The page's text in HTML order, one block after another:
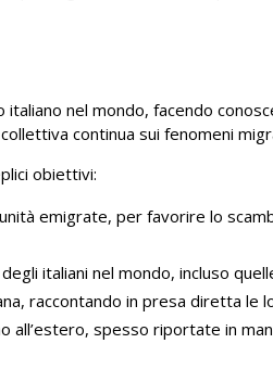
nel mondo, facendo
continua sui fenomeni
obiettivi:
emigrate, per favorire lo
italiani nel mondo, incluso
raccontando in presa diretta le
spesso riportate in